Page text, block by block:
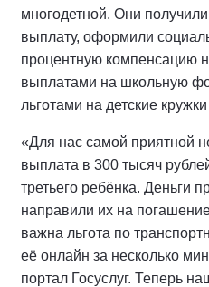
многодетной. Они
выплату, оформили
процентную компенсацию
выплатами на школьную
льготами на детские
«Для нас самой приятной
выплата в 300 тысяч
третьего ребёнка. Деньги
направили их на
важна льгота по
её онлайн за несколько
портал Госуслуг. Теперь